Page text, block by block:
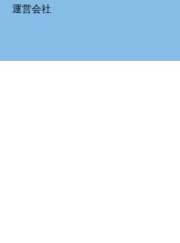
運営会社